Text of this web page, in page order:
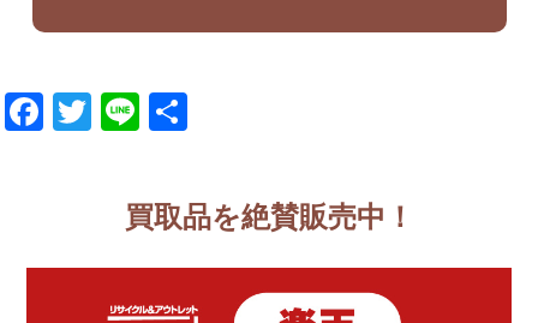
Facebook
Twitter
Line
買取品を絶賛販売中！